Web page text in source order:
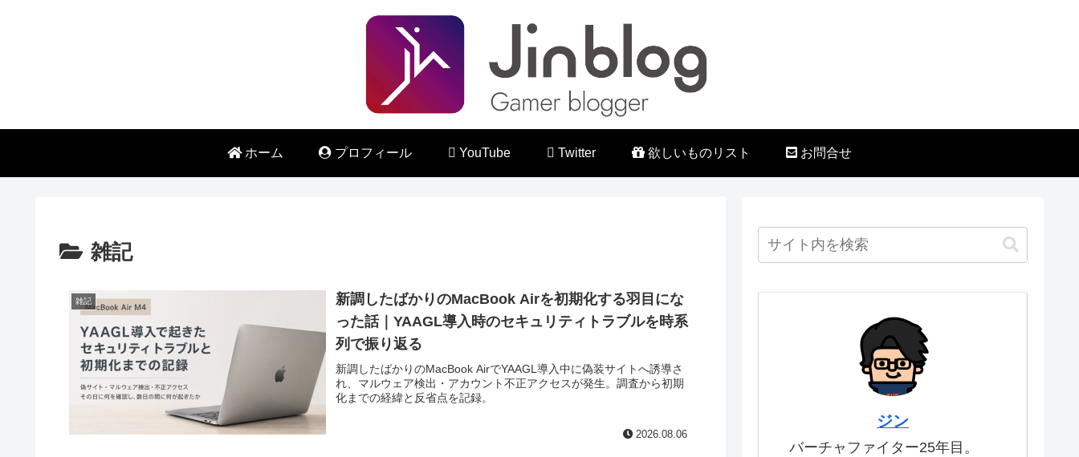
ホーム プロフィール YouTube Twitter 欲しいものリスト お問合せ
雑記
雑記
新調したばかりのMacBook Airを初期化する羽目にな
った話｜YAAGL導入時のセキュリティトラブルを時系
列で振り返る
新調したばかりのMacBook AirでYAAGL導入中に偽装サイトへ誘導さ
れ、マルウェア検出・アカウント不正アクセスが発生。調査から初期
化までの経緯と反省点を記録。
2026.08.06
ジン
バーチャファイター25年目。